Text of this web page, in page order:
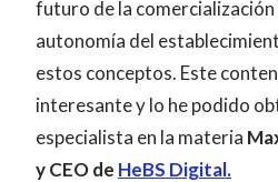
futuro de la
autonomía del
estos conceptos. Este
interesante y lo he podido
especialista en la materia
y CEO de HeBS Digital.